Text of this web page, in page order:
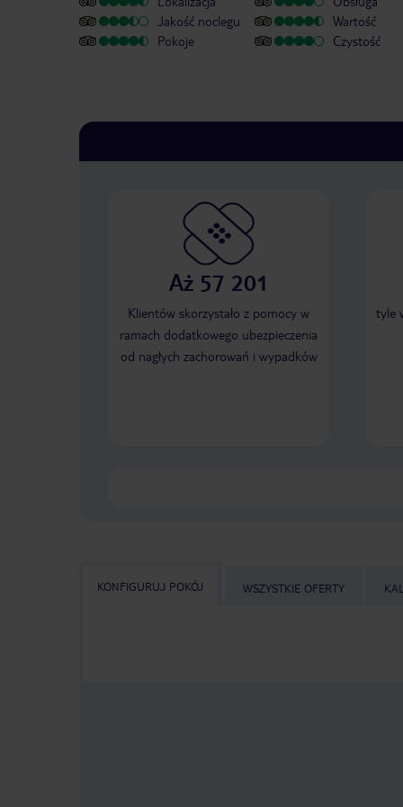
Jakość noclegu
Pokoje
Wartość
Czystość
Aż 57 201
Klientów skorzystało z pomocy w
ramach dodatkowego ubezpieczenia
od nagłych zachorowań i wypadków
tyle
KONFIGURUJ POKÓJ WSZYSTKIE OFERTY